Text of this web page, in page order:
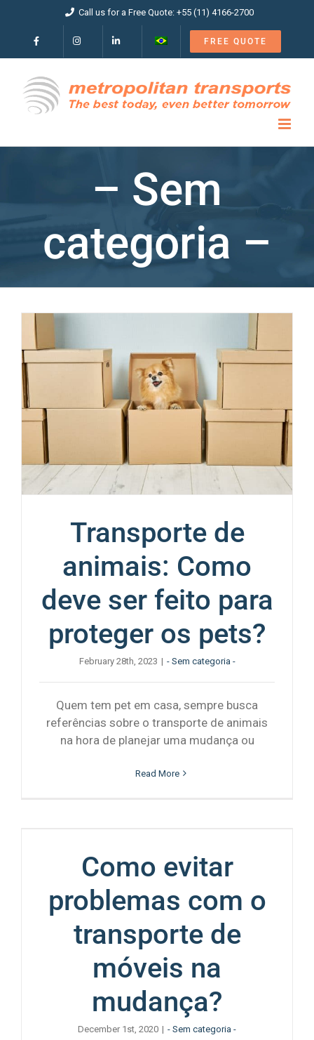
content
Call us for a Free Quote: +55 (11) 4166-2700
FREE QUOTE
– Sem
categoria –
Transporte de
animais: Como
deve ser feito para
proteger os pets?
February 28th, 2023 | - Sem categoria -
Quem tem pet em casa, sempre busca
referências sobre o transporte de animais
na hora de planejar uma mudança ou
Read More
Como evitar
problemas com o
transporte de
móveis na
mudança?
December 1st, 2020 | - Sem categoria -